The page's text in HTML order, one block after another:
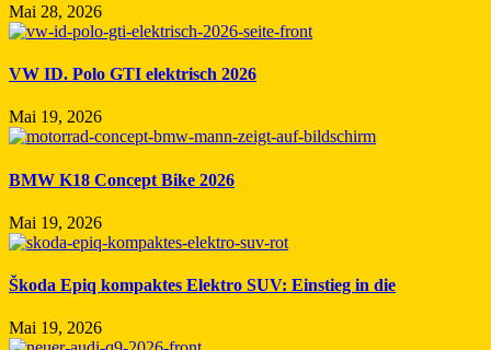
Mai 28, 2026
VW ID. Polo GTI elektrisch 2026
Mai 19, 2026
BMW K18 Concept Bike 2026
Mai 19, 2026
Škoda Epiq kompaktes Elektro SUV: Einstieg in die
Mai 19, 2026